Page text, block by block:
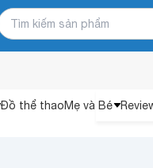
Đồ thể thaoMẹ và Bé